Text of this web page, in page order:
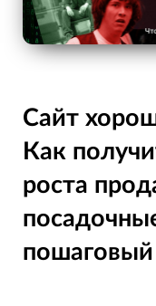
Сайт
Как
роста